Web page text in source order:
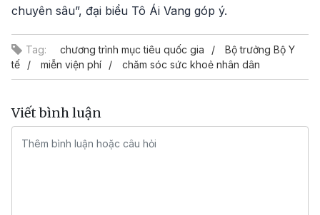
chuyên sâu”, đại biểu Tô Ái Vang góp ý.
Tag: chương trình mục tiêu quốc gia
Bộ trưởng Bộ Y
tế
miễn viện phí chăm sóc sức khoẻ nhân dân
Viết bình luận